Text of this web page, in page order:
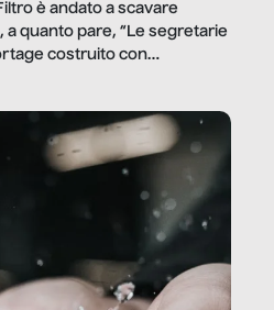
è andato a scavare
quanto pare, “Le segretarie
costruito con